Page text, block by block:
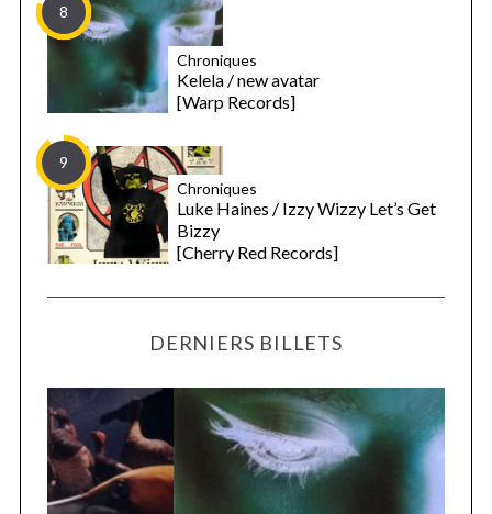
8
Chroniques
Kelela / new avatar
[Warp Records]
9
Chroniques
Luke Haines / Izzy Wizzy Let’s Get
Bizzy
[Cherry Red Records]
DERNIERS BILLETS